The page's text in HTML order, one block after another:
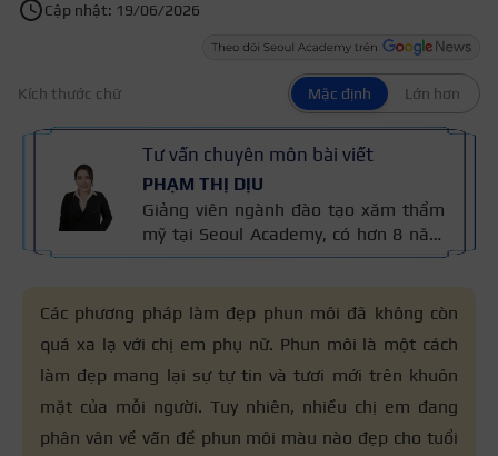
Cập nhật: 19/06/2026
Kích thước chữ Mặc định Lớn hơn
Tư vấn chuyên môn bài viết
PHẠM THỊ DỊU
Giảng viên ngành đào tạo xăm thẩm
mỹ tại Seoul Academy, có hơn 8 năm
kinh nghiệm trong nghề, đạt nhiều
Xuất sắc Seoul Academy 2023. Nội
nghiệm và tiêu chuẩn kỹ thuật phun
xăm của cô áp dụng trong đào tạo,
đảm bảo chính xác và an toàn cho
người học.
Các phương pháp làm đẹp phun môi đã không còn
quá xa lạ với chị em phụ nữ. Phun môi là một cách
làm đẹp mang lại sự tự tin và tươi mới trên khuôn
mặt của mỗi người. Tuy nhiên, nhiều chị em đang
phân vân về vấn đề phun môi màu nào đẹp cho tuổi